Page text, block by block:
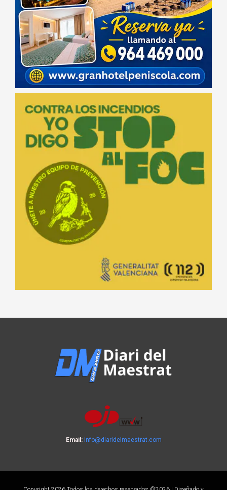
Email: info@diaridelmaestrat.com